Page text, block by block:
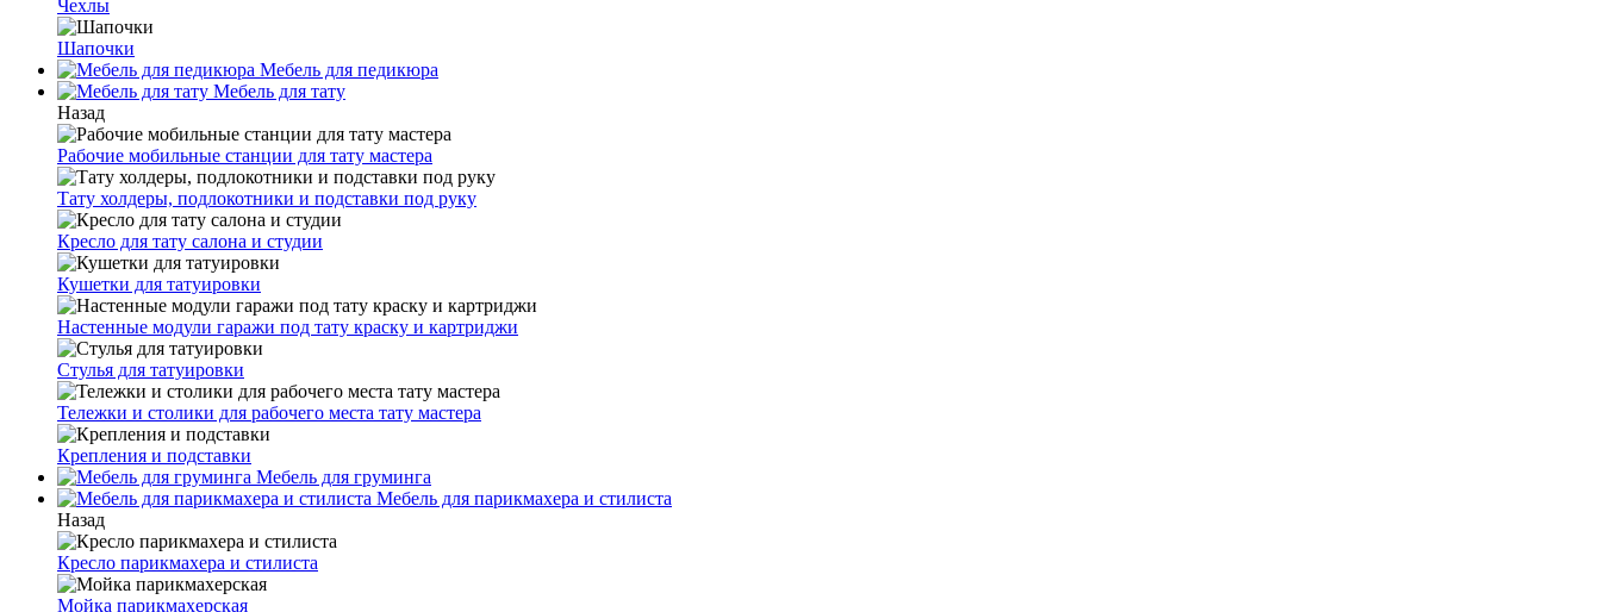
Чехлы
Шапочки
Мебель для педикюра
Мебель для тату
Назад
Рабочие мобильные станции для тату мастера
Тату холдеры, подлокотники и подставки под руку
Кресло для тату салона и студии
Кушетки для татуировки
Настенные модули гаражи под тату краску и картриджи
Стулья для татуировки
Тележки и столики для рабочего места тату мастера
Крепления и подставки
Мебель для груминга
Мебель для парикмахера и стилиста
Назад
Кресло парикмахера и стилиста
Мойка парикмахерская